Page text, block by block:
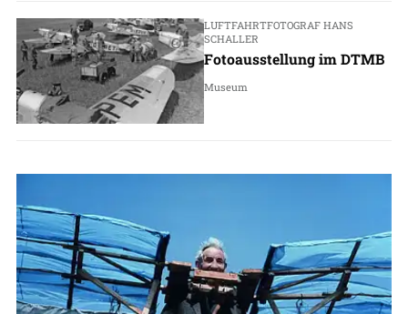
LUFTFAHRTFOTOGRAF HANS
SCHALLER
Fotoausstellung im DTMB
Museum